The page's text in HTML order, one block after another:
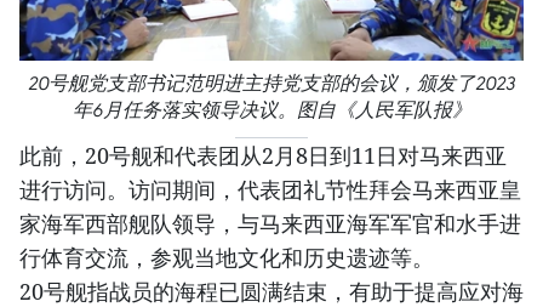
20号舰党支部书记范明进主持党支部的会议，颁发了2023
年6月任务落实领导决议。图自《人民军队报》
此前，20号舰和代表团从2月8日到11日对马来西亚
进行访问。访问期间，代表团礼节性拜会马来西亚皇
家海军西部舰队领导，与马来西亚海军军官和水手进
行体育交流，参观当地文化和历史遗迹等。
20号舰指战员的海程已圆满结束，有助于提高应对海